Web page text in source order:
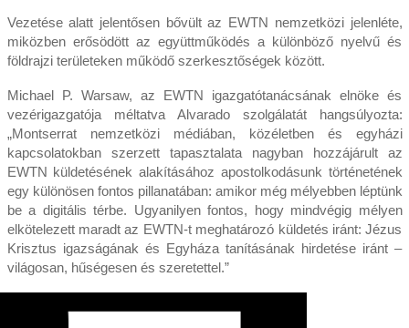
Vezetése alatt jelentősen bővült az EWTN nemzetközi jelenléte,
miközben erősödött az együttműködés a különböző nyelvű és
földrajzi területeken működő szerkesztőségek között.
Michael P. Warsaw, az EWTN igazgatótanácsának elnöke és
vezérigazgatója méltatva Alvarado szolgálatát hangsúlyozta:
„Montserrat nemzetközi médiában, közéletben és egyházi
kapcsolatokban szerzett tapasztalata nagyban hozzájárult az
EWTN küldetésének alakításához apostolkodásunk történetének
egy különösen fontos pillanatában: amikor még mélyebben léptünk
be a digitális térbe. Ugyanilyen fontos, hogy mindvégig mélyen
elkötelezett maradt az EWTN-t meghatározó küldetés iránt: Jézus
Krisztus igazságának és Egyháza tanításának hirdetése iránt –
világosan, hűségesen és szeretettel.”